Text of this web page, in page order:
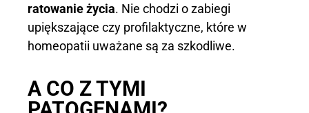
ratowanie życia. Nie chodzi o zabiegi
upiększające czy profilaktyczne, które w
homeopatii uważane są za szkodliwe.
A CO Z TYMI